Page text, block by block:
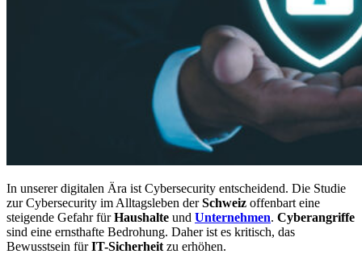
In unserer digitalen Ära ist Cybersecurity entscheidend. Die Studie
zur Cybersecurity im Alltagsleben derSchweiz offenbart eine
steigende Gefahr fürHaushalte und Unternehmen. Cyberangriffe
sind eine ernsthafte Bedrohung. Daher ist es kritisch, das
Bewusstsein fürIT-Sicherheit zu erhöhen.